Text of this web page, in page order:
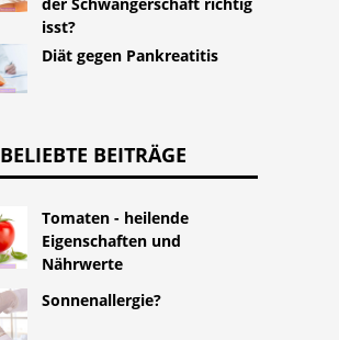
der Schwangerschaft richtig
isst?
Diät gegen Pankreatitis
BELIEBTE BEITRÄGE
Tomaten - heilende
Eigenschaften und
Nährwerte
Sonnenallergie?